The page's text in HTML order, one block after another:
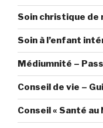
Soin christique de
Soin à l’enfant
Médiumnité –
Conseil de vie –
Conseil « Santé au